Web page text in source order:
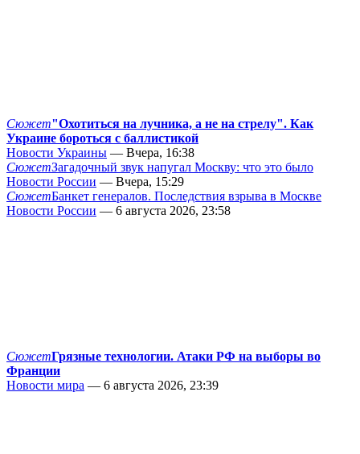
Сюжет"Охотиться на лучника, а не на стрелу". Как
Украине бороться с баллистикой
Новости Украины — Вчера, 16:38
СюжетЗагадочный звук напугал Москву: что это было
Новости России — Вчера, 15:29
СюжетБанкет генералов. Последствия взрыва в Москве
Новости России — 6 августа 2026, 23:58
СюжетГрязные технологии. Атаки РФ на выборы во
Франции
Новости мира — 6 августа 2026, 23:39